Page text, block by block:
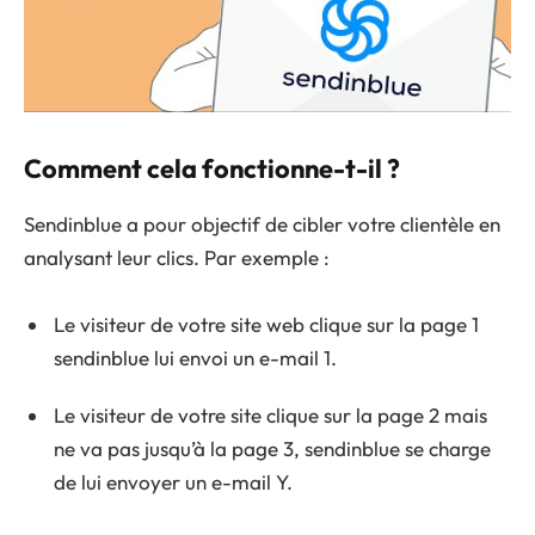
Comment cela fonctionne-t-il ?
Sendinblue a pour objectif de cibler votre clientèle en
analysant leur clics. Par exemple :
Le visiteur de votre site web clique sur la page 1
sendinblue lui envoi un e-mail 1.
Le visiteur de votre site clique sur la page 2 mais
ne va pas jusqu’à la page 3, sendinblue se charge
de lui envoyer un e-mail Y.